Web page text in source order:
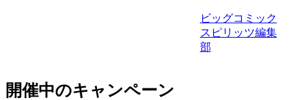
ビッグコミック
スピリッツ編集
部
開催中のキャンペーン